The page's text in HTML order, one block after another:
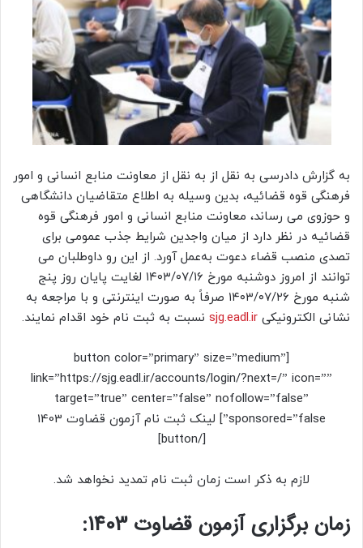
به گزارش دادرسی به نقل از به نقل از معاونت منابع انسانی و امور
فرهنگی قوه قضائیه، بدین وسیله به اطلاع متقاضیان دانشگاهی
و حوزوی می‌ رساند، معاونت منابع انسانی و امور فرهنگی قوه
قضائیه در نظر دارد از میان واجدین شرایط جذب عمومی برای
تصدی منصب قضاء دعوت به‌عمل آورد. از این‌ رو داوطلبان می‌
توانند از امروز دوشنبه مورخ ۱۴۰۳/۰۷/۱۶ لغایت پایان روز پنج
شنبه مورخ ۱۴۰۳/۰۷/۲۶ صرفاً به صورت اینترنتی و با مراجعه به
نشانی الکترونیکی
نسبت به ثبت نام خود اقدام نمایند.
[button color=”primary” size=”medium”
link=”https://sjg.eadl.ir/accounts/login/?next=/” icon=””
target=”true” center=”false” nofollow=”false”
sponsored=”false”] لینک ثبت نام آزمون قضاوت 1403
[/button]
لازم به ذکر است زمان ثبت نام تمدید نخواهد شد.
زمان برگزاری آزمون قضاوت 1403: